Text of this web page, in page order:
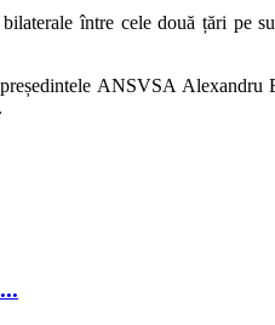
între cele două țări pe
ANSVSA Alexandru